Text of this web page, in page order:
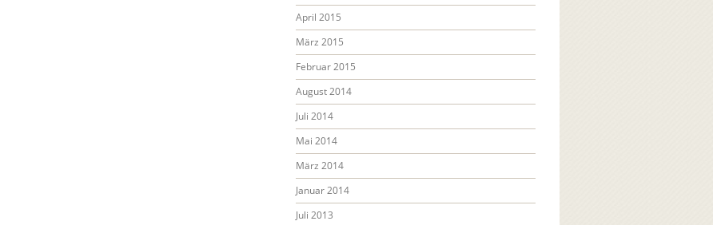
April 2015
März 2015
Februar 2015
August 2014
Juli 2014
Mai 2014
März 2014
Januar 2014
Juli 2013